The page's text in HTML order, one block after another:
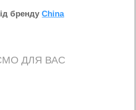
брендуChina
ДЛЯ ВАС